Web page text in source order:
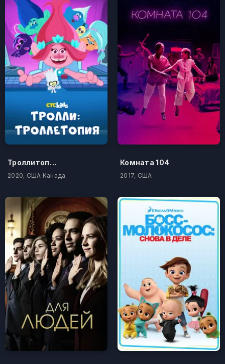
Троллитопия
2020, США Канада
Комната 104
2017, США